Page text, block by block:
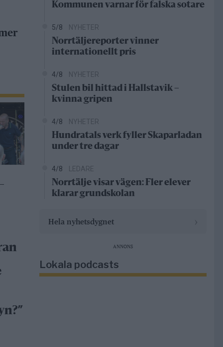
Kommunen varnar för falska sotare
5/8 NYHETER
Norrtäljereporter vinner
internationellt pris
4/8 NYHETER
Stulen bil hittad i Hallstavik –
kvinna gripen
4/8 NYHETER
Hundratals verk fyller Skaparladan
under tre dagar
4/8 LEDARE
Norrtälje visar vägen: Fler elever
klarar grundskolan
Hela nyhetsdygnet
ANNONS
Lokala podcasts